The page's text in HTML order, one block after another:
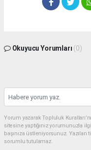
Okuyucu Yorumları (0)
Yorum yazarak Topluluk
sitesine yaptığınız yorumunuzla
başınıza üstleniyorsunuz.
sorumlu tutulamaz.